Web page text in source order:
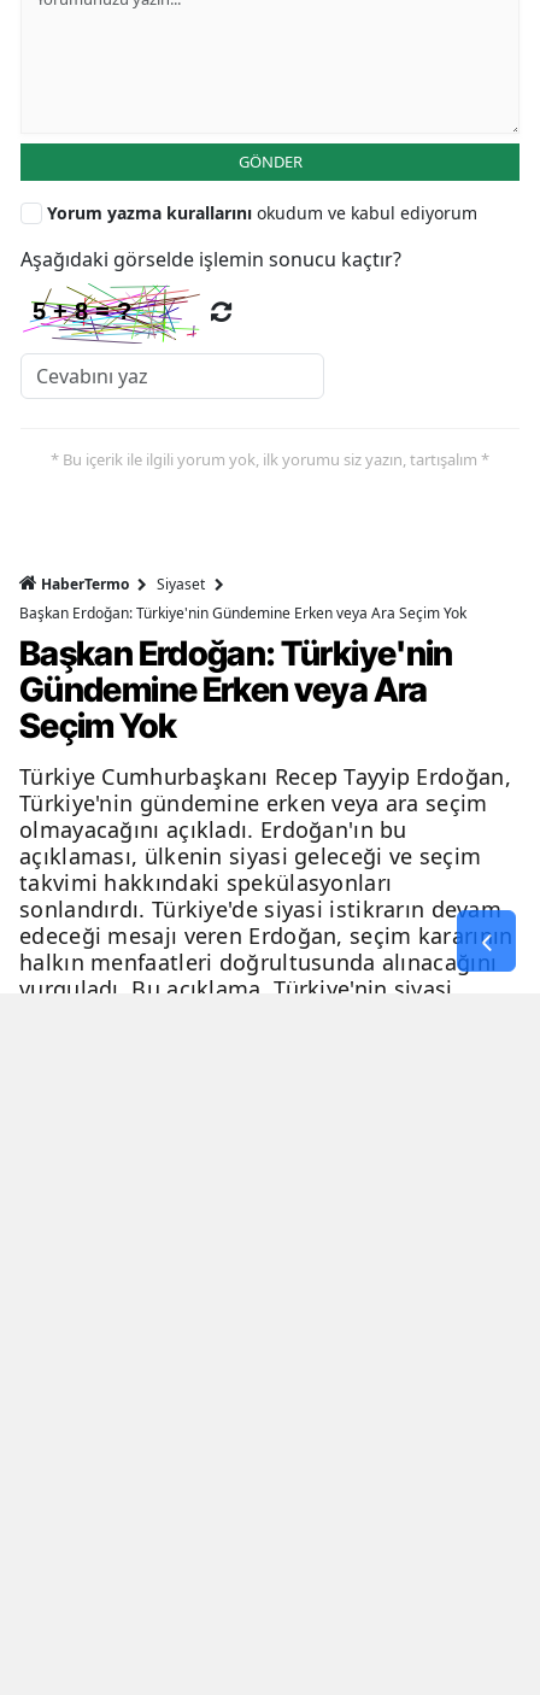
GÖNDER
Yorum yazma kurallarını okudum ve kabul ediyorum
Aşağıdaki görselde işlemin sonucu kaçtır?
* Bu içerik ile ilgili yorum yok, ilk yorumu siz yazın, tartışalım *
HaberTermo
Siyaset
Başkan Erdoğan: Türkiye'nin Gündemine Erken veya Ara Seçim Yok
Başkan Erdoğan: Türkiye'nin
Gündemine Erken veya Ara
Seçim Yok
Türkiye Cumhurbaşkanı Recep Tayyip Erdoğan,
Türkiye'nin gündemine erken veya ara seçim
olmayacağını açıkladı. Erdoğan'ın bu
açıklaması, ülkenin siyasi geleceği ve seçim
takvimi hakkındaki spekülasyonları
sonlandırdı. Türkiye'de siyasi istikrarın devam
edeceği mesajı veren Erdoğan, seçim kararının
halkın menfaatleri doğrultusunda alınacağını
vurguladı. Bu açıklama, Türkiye'nin siyasi